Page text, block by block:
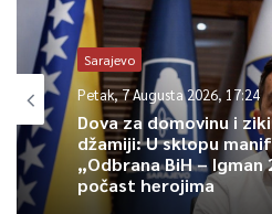
jutarnjim satima po kotlinama i
biti magle. Vjetar slab istočnog i
Najviša dnevna temperatura
jugu do 34 stepena Celzijevih.
Sarajevo
Petak, 7 Augusta 2026, 17:24
Dova za domovinu i
džamiji: U sklopu
„Odbrana BiH – Igman
počast herojima